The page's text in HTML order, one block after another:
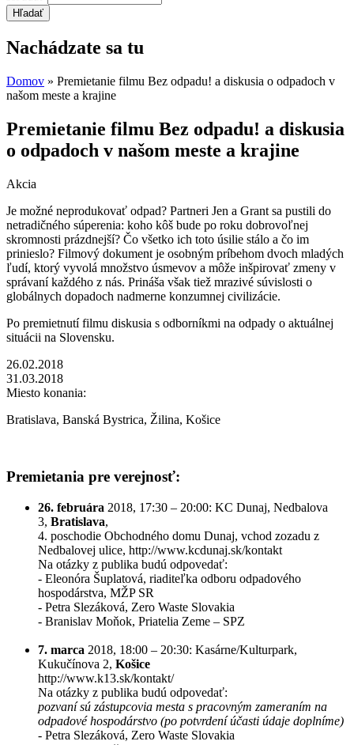
Nachádzate sa tu
Domov » Premietanie filmu Bez odpadu! a diskusia o odpadoch v
našom meste a krajine
Premietanie filmu Bez odpadu! a diskusia
o odpadoch v našom meste a krajine
Akcia
Je možné neprodukovať odpad? Partneri Jen a Grant sa pustili do
netradičného súperenia: koho kôš bude po roku dobrovoľnej
skromnosti prázdnejší? Čo všetko ich toto úsilie stálo a čo im
prinieslo? Filmový dokument je osobným príbehom dvoch mladých
ľudí, ktorý vyvolá množstvo úsmevov a môže inšpirovať zmeny v
správaní každého z nás. Prináša však tiež mrazivé súvislosti o
globálnych dopadoch nadmerne konzumnej civilizácie.
Po premietnutí filmu diskusia s odborníkmi na odpady o aktuálnej
situácii na Slovensku.
26.02.2018
31.03.2018
Miesto konania:
Bratislava, Banská Bystrica, Žilina, Košice
Premietania pre verejnosť:
26. februára 2018, 17:30 – 20:00: KC Dunaj, Nedbalova
3, Bratislava,
4. poschodie Obchodného domu Dunaj, vchod zozadu z
Nedbalovej ulice, http://www.kcdunaj.sk/kontakt
Na otázky z publika budú odpovedať:
- Eleonóra Šuplatová, riaditeľka odboru odpadového
hospodárstva, MŽP SR
- Petra Slezáková, Zero Waste Slovakia
- Branislav Moňok, Priatelia Zeme – SPZ
7. marca 2018, 18:00 – 20:30: Kasárne/Kulturpark,
Kukučínova 2, Košice
http://www.k13.sk/kontakt/
Na otázky z publika budú odpovedať:
pozvaní sú zástupcovia mesta s pracovným zameraním na
odpadové hospodárstvo (po potvrdení účasti údaje doplníme)
- Petra Slezáková, Zero Waste Slovakia